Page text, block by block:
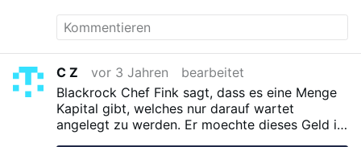
C Z vor 3 Jahren
bearbeitet
Blackrock Chef Fink sagt, dass es eine Menge
Kapital gibt, welches nur darauf wartet
angelegt zu werden. Er moechte dieses Geld in